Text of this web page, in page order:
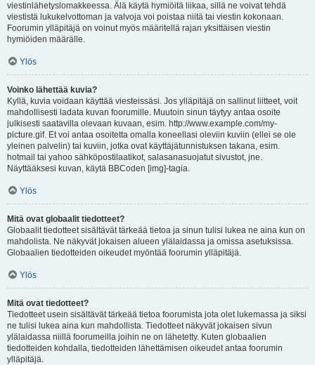
viestinlähetyslomakkeessa. Älä käytä hymiöitä liikaa, sillä ne voivat tehdä
viestistä lukukelvottoman ja valvoja voi poistaa niitä tai viestin kokonaan.
Foorumin ylläpitäjä on voinut myös määritellä rajan yksittäisen viestin
hymiöiden määrälle.
Ylös
Voinko lähettää kuvia?
Kyllä, kuvia voidaan käyttää viesteissäsi. Jos ylläpitäjä on sallinut liitteet, voit
mahdollisesti ladata kuvan foorumille. Muutoin sinun täytyy antaa osoite
julkisesti saatavilla olevaan kuvaan, esim. http://www.example.com/my-
picture.gif. Et voi antaa osoitetta omalla koneellasi oleviin kuviin (ellei se ole
yleinen palvelin) tai kuviin, jotka ovat käyttäjätunnistuksen takana, esim.
hotmail tai yahoo sähköpostilaatikot, salasanasuojatut sivustot, jne.
Näyttääksesi kuvan, käytä BBCoden [img]-tagia.
Ylös
Mitä ovat globaalit tiedotteet?
Globaalit tiedotteet sisältävät tärkeää tietoa ja sinun tulisi lukea ne aina kun on
mahdolista. Ne näkyvät jokaisen alueen ylälaidassa ja omissa asetuksissa.
Globaalien tiedotteiden oikeudet myöntää foorumin ylläpitäjä.
Ylös
Mitä ovat tiedotteet?
Tiedotteet usein sisältävät tärkeää tietoa foorumista jota olet lukemassa ja siksi
ne tulisi lukea aina kun mahdollista. Tiedotteet näkyvät jokaisen sivun
ylälaidassa niillä foorumeilla joihin ne on lähetetty. Kuten globaalien
tiedotteiden kohdalla, tiedotteiden lähettämisen oikeudet antaa foorumin
ylläpitäjä.